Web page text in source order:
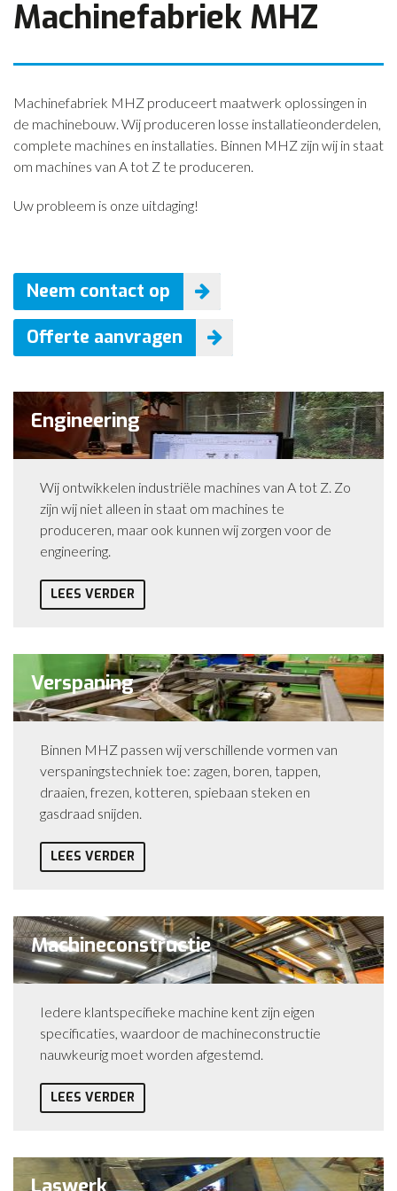
CONTACT
NIEUWS
Machinefabriek MHZ
Machinefabriek MHZ produceert maatwerk oplossingen in
de machinebouw. Wij produceren losse installatieonderdelen,
complete machines en installaties. Binnen MHZ zijn wij in staat
om machines van A tot Z te produceren.
Uw probleem is onze uitdaging!
Neem contact op
Offerte aanvragen
Engineering
Wij ontwikkelen industriële machines van A tot Z. Zo
zijn wij niet alleen in staat om machines te
produceren, maar ook kunnen wij zorgen voor de
engineering.
LEES VERDER
Verspaning
Binnen MHZ passen wij verschillende vormen van
verspaningstechniek toe: zagen, boren, tappen,
draaien, frezen, kotteren, spiebaan steken en
gasdraad snijden.
LEES VERDER
Machineconstructie
Iedere klantspecifieke machine kent zijn eigen
specificaties, waardoor de machineconstructie
nauwkeurig moet worden afgestemd.
LEES VERDER